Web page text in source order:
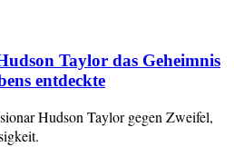
Taylor das Geheimnis
entdeckte
Hudson Taylor gegen Zweifel,